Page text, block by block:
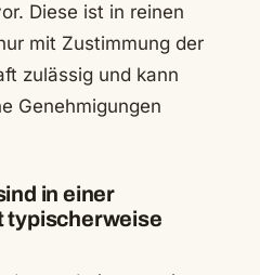
Diese ist in reinen
mit Zustimmung der
zulässig und kann
Genehmigungen
in einer
typischerweise